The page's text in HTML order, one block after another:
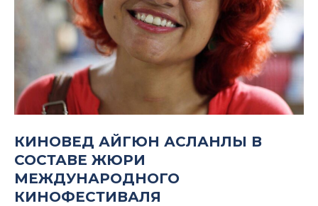
КИНОВЕД АЙГЮН АСЛАНЛЫ В
СОСТАВЕ ЖЮРИ
МЕЖДУНАРОДНОГО
КИНОФЕСТИВАЛЯ